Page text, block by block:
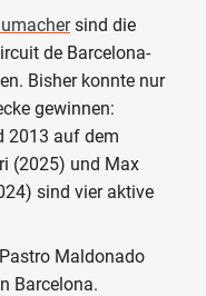
sind die
de Barcelona-
Bisher konnte nur
gewinnen:
2013 auf dem
(2025) und Max
sind vier aktive
Maldonado
Barcelona.